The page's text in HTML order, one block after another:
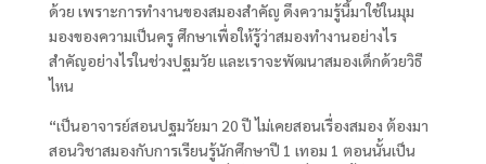
ด้วย เพราะการทำงานของสมองสำคัญ ดึงความรู้นี้มาใช้ในมุม
มองของความเป็นครู ศึกษาเพื่อให้รู้ว่าสมองทำงานอย่างไร
สำคัญอย่างไรในช่วงปฐมวัย และเราจะพัฒนาสมองเด็กด้วยวิธี
ไหน
“เป็นอาจารย์สอนปฐมวัยมา 20ปี ไม่เคยสอนเรื่องสมอง ต้องมา
สอนวิชาสมองกับการเรียนรู้นักศึกษาปี 1 เทอม 1 ตอนนั้นเป็น